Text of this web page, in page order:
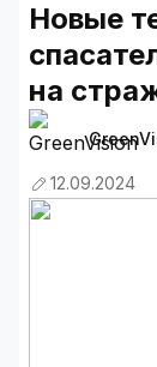
Новые
на
12.09.2024